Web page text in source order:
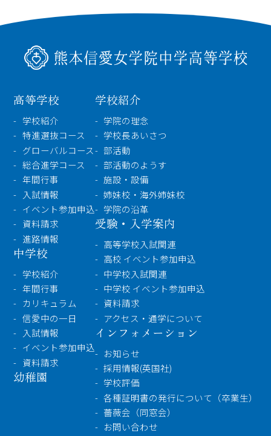
高等学校
学校紹介
特進選抜コース
グローバルコース
総合進学コース
年間行事
入試情報
イベント参加申込
資料請求
進路情報
中学校
学校紹介
年間行事
カリキュラム
信愛中の一日
入試情報
イベント参加申込
資料請求
幼稚園
学校紹介
学院の理念
学校長あいさつ
部活動
部活動のようす
施設・設備
姉妹校・海外姉妹校
学院の沿革
受験・入学案内
高等学校入試関連
高校 イベント参加申込
中学校入試関連
中学校 イベント参加申込
資料請求
アクセス・通学について
インフォメーション
お知らせ
採用情報(英国社)
学校評価
各種証明書の発行について（卒業生）
薔薇会（同窓会）
お問い合わせ
インフォメーション
〒860-8557 熊本市中央区上林町3-18
TEL：096-354-5355（代表）